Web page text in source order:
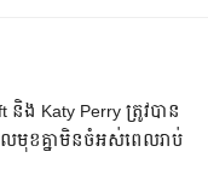
និង Katy Perry ត្រូវ​បាន​
មុខ​គ្នា​មិន​ចំ​អស់​ពេល​រាប់​